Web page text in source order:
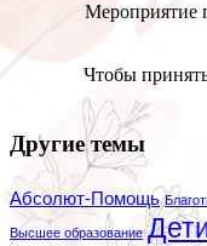
Мероприятие
Чтобы
Другие темы
Абсолют-Помощь
Высшее образование